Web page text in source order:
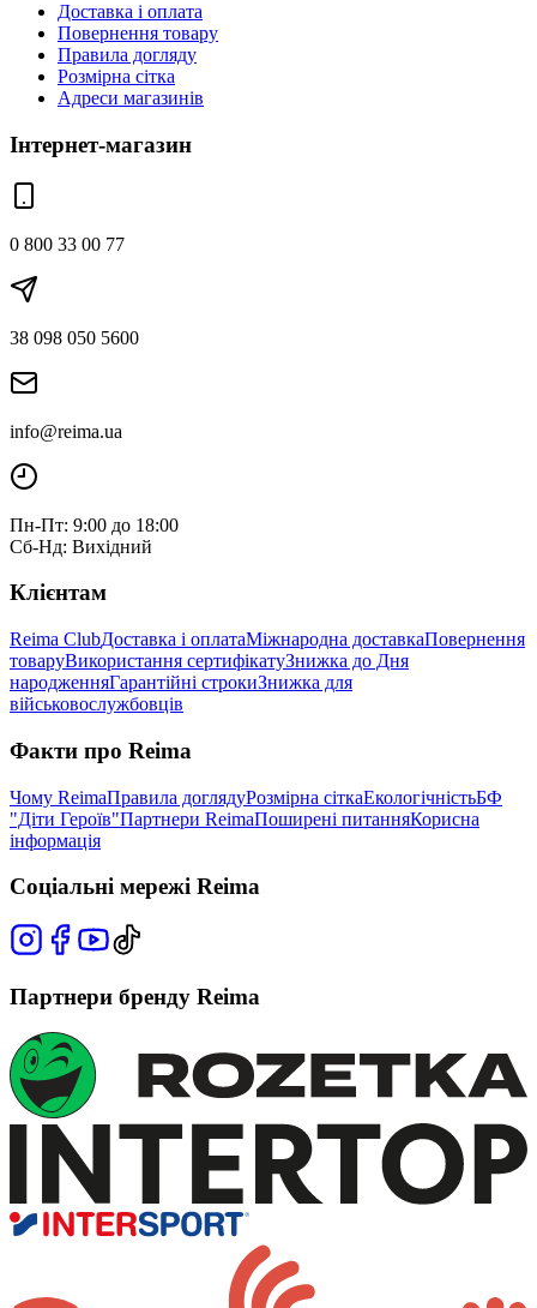
Доставка і оплата
Повернення товару
Правила догляду
Розмірна сітка
Адреси магазинів
Інтернет-магазин
0 800 33 00 77
38 098 050 5600
info@reima.ua
Пн-Пт: 9:00 до 18:00
Сб-Нд: Вихідний
Клієнтам
Reima ClubДоставка і оплатаМіжнародна доставкаПовернення
товаруВикористання сертифікатуЗнижка до Дня
народженняГарантійні строкиЗнижка для
військовослужбовців
Факти про Reima
Чому ReimaПравила доглядуРозмірна сіткаЕкологічністьБФ
"Діти Героїв"Партнери ReimaПоширені питанняКорисна
інформація
Соціальні мережі Reima
Партнери бренду Reima